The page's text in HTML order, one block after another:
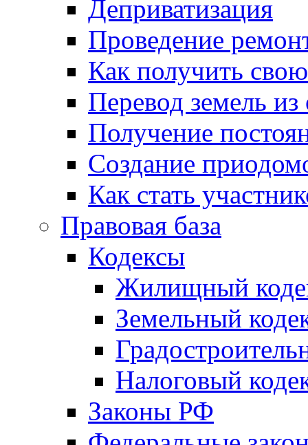
Деприватизация
Проведение
Как получить
Перевод земель
Получение
Создание
Как стать
Правовая база
Кодексы
Жилищный
Земельный
Налоговый
Законы РФ